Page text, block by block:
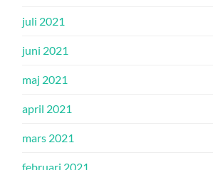
juli 2021
juni 2021
maj 2021
april 2021
mars 2021
februari 2021